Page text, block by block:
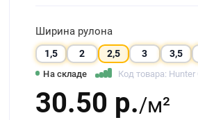
На складе Код товара: Hunter
30.50 р./м²
Ширина рулона
1,5 2 2,5 3 3,5